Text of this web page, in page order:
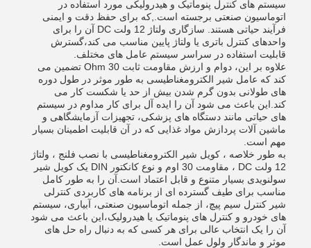
سیستم های کنترل پنوماتیک و هیدرولیکی مورد استفاده در
اتوماسیون صنعتی برجسته است.,که برای حفظ دقت و ایمنی
فرآیند حیاتی هستند. سازگاری ولتاژ 12 ولت DC آن را برای
واحدهای کنترل باتری یا ولتاژ پایین مناسب می کند،گسترش
قابلیت استفاده در سراسر سیستم عامل های مختلف.
علاوه بر این، دوام و ارزش مقاومت ثابت 30 Ohm تضمین می
کند که عامل شیر الکترومغناطیسی به طور موثر در طول دوره
های طولانی بدون گرم شدن بیش از حد یا شکست کار می
کند.این باعث می شود آن را ایده آل برای کار مداوم در سیستم
های حیاتی مانند دستگاه های پزشکی، تجهیزات آزمایشگاهی و
ماشین آلات پردازش مواد غذایی که در آن قابلیت اطمینان بسیار
مهم است.
به طور خلاصه ، کویل شیر الکترومغناطیسی با نصب فلنج ، ولتاژ
12 ولت DC ، مقاومت 30 اوم و نوع کانکتور DIN یک کویل شیر
سولنویدی بسیار متنوع و قابل اعتماد است.آن را به طور کامل
مناسب برای طیف گسترده ای از برنامه های کاربردی کنترلی
شیر کنترل سیم پیچ، از جمله اتوماسیون صنعتی، آبیاری، سیستم
های خودرو و کنترل های پنوماتیک یا هیدرولیک،این باعث می شود
آن را یک انتخاب عالی برای هر کسی که به دنبال راه حل های
موثر و ماندگار ولول عمل است.